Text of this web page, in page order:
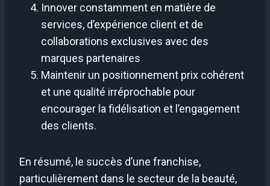
Innover constamment en matière de
services, d’expérience client et de
collaborations exclusives avec des
marques partenaires
Maintenir un positionnement prix cohérent
et une qualité irréprochable pour
encourager la fidélisation et l’engagement
des clients.
En résumé, le succès d’une franchise,
particulièrement dans le secteur de la beauté,